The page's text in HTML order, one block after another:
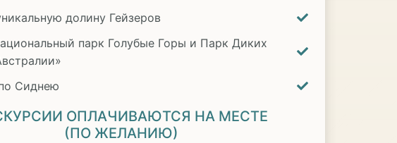
долину Гейзеров
парк Голубые Горы и Парк Диких
Сиднею
ОПЛАЧИВАЮТСЯ НА МЕСТЕ
(ПО ЖЕЛАНИЮ)